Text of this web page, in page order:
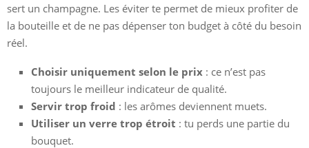
sert un champagne. Les éviter te permet de mieux profiter de
la bouteille et de ne pas dépenser ton budget à côté du besoin
réel.
Choisir uniquement selon le prix : ce n’est pas
toujours le meilleur indicateur de qualité.
Servir trop froid : les arômes deviennent muets.
Utiliser un verre trop étroit : tu perds une partie du
bouquet.